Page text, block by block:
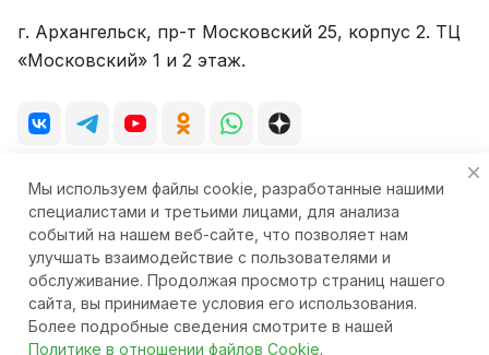
г. Архангельск, пр-т Московский 25, корпус 2. ТЦ
«Московский» 1 и 2 этаж.
© 2026 Фирменный салон-магазин «Стиль-Двери»
Конфиденциальность Ответственность
Мы используем файлы cookie, разработанные нашими
специалистами и третьими лицами, для анализа
событий на нашем веб-сайте, что позволяет нам
улучшать взаимодействие с пользователями и
обслуживание. Продолжая просмотр страниц нашего
сайта, вы принимаете условия его использования.
Более подробные сведения смотрите в нашей
Политике в отношении файлов Cookie.